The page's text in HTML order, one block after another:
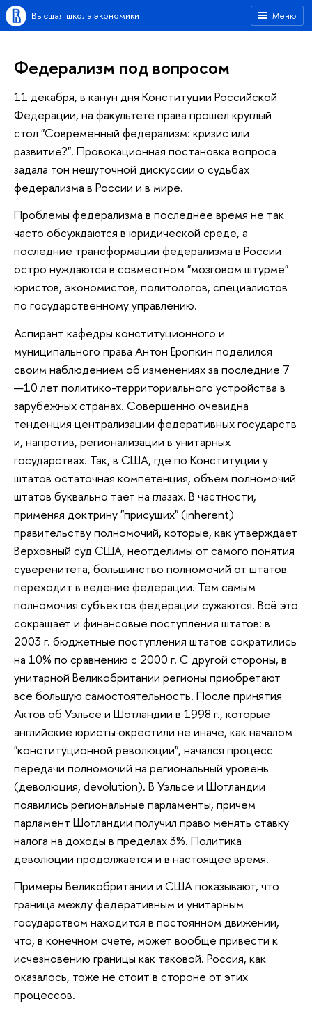
Меню
Высшая школа экономики
Федерализм под вопросом
11 декабря, в канун дня Конституции Российской
Федерации, на факультете права прошел круглый
стол "Современный федерализм: кризис или
развитие?". Провокационная постановка вопроса
задала тон нешуточной дискуссии о судьбах
федерализма в России и в мире.
Проблемы федерализма в последнее время не так
часто обсуждаются в юридической среде, а
последние трансформации федерализма в России
остро нуждаются в совместном "мозговом штурме"
юристов, экономистов, политологов, специалистов
по государственному управлению.
Аспирант кафедры конституционного и
муниципального права Антон Еропкин поделился
своим наблюдением об изменениях за последние 7
—10 лет политико-территориального устройства в
зарубежных странах. Совершенно очевидна
тенденция централизации федеративных государств
и, напротив, регионализации в унитарных
государствах. Так, в США, где по Конституции у
штатов остаточная компетенция, объем полномочий
штатов буквально тает на глазах. В частности,
применяя доктрину "присущих" (inherent)
правительству полномочий, которые, как утверждает
Верховный суд США, неотделимы от самого понятия
суверенитета, большинство полномочий от штатов
переходит в ведение федерации. Тем самым
полномочия субъектов федерации сужаются. Всё это
сокращает и финансовые поступления штатов: в
2003 г. бюджетные поступления штатов сократились
на 10% по сравнению с 2000 г. С другой стороны, в
унитарной Великобритании регионы приобретают
все большую самостоятельность. После принятия
Актов об Уэльсе и Шотландии в 1998 г., которые
английские юристы окрестили не иначе, как началом
"конституционной революции", начался процесс
передачи полномочий на региональный уровень
(деволюция, devolution). В Уэльсе и Шотландии
появились региональные парламенты, причем
парламент Шотландии получил право менять ставку
налога на доходы в пределах 3%. Политика
деволюции продолжается и в настоящее время.
Примеры Великобритании и США показывают, что
граница между федеративным и унитарным
государством находится в постоянном движении,
что, в конечном счете, может вообще привести к
исчезновению границы как таковой. Россия, как
оказалось, тоже не стоит в стороне от этих
процессов.